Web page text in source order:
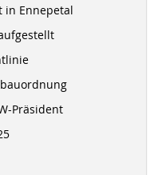
in Ennepetal
Präsident